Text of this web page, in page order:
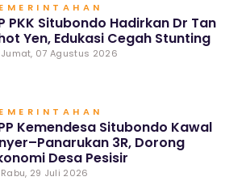
PKK Situbondo Hadirkan Dr Tan
Yen, Edukasi Cegah Stunting
Jumat, 07 Agustus 2026
Kemendesa Situbondo Kawal
3R, Dorong
Desa Pesisir
Rabu, 29 Juli 2026